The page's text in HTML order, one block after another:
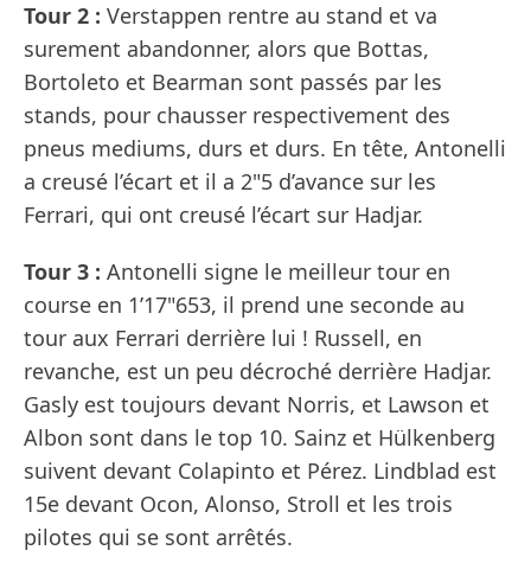
Tour 2 : Verstappen rentre au stand et va
surement abandonner, alors que Bottas,
Bortoleto et Bearman sont passés par les
stands, pour chausser respectivement des
pneus mediums, durs et durs. En tête, Antonelli
a creusé l’écart et il a 2"5 d’avance sur les
Ferrari, qui ont creusé l’écart sur Hadjar.
Tour 3 : Antonelli signe le meilleur tour en
course en 1’17"653, il prend une seconde au
tour aux Ferrari derrière lui ! Russell, en
revanche, est un peu décroché derrière Hadjar.
Gasly est toujours devant Norris, et Lawson et
Albon sont dans le top 10. Sainz et Hülkenberg
suivent devant Colapinto et Pérez. Lindblad est
15e devant Ocon, Alonso, Stroll et les trois
pilotes qui se sont arrêtés.